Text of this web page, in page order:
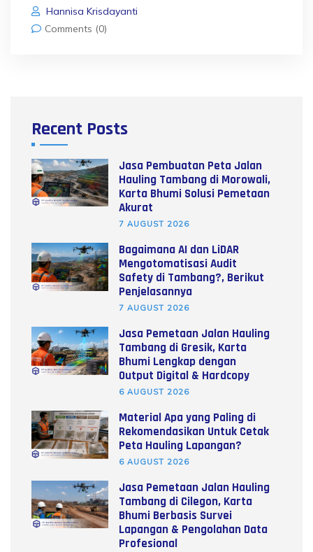
Hannisa Krisdayanti
Comments (0)
Recent Posts
Jasa Pembuatan Peta Jalan
Hauling Tambang di Morowali,
Karta Bhumi Solusi Pemetaan
Akurat
7 AUGUST 2026
Bagaimana AI dan LiDAR
Mengotomatisasi Audit
Safety di Tambang?, Berikut
Penjelasannya
7 AUGUST 2026
Jasa Pemetaan Jalan Hauling
Tambang di Gresik, Karta
Bhumi Lengkap dengan
Output Digital & Hardcopy
6 AUGUST 2026
Material Apa yang Paling di
Rekomendasikan Untuk Cetak
Peta Hauling Lapangan?
6 AUGUST 2026
Jasa Pemetaan Jalan Hauling
Tambang di Cilegon, Karta
Bhumi Berbasis Survei
Lapangan & Pengolahan Data
Profesional